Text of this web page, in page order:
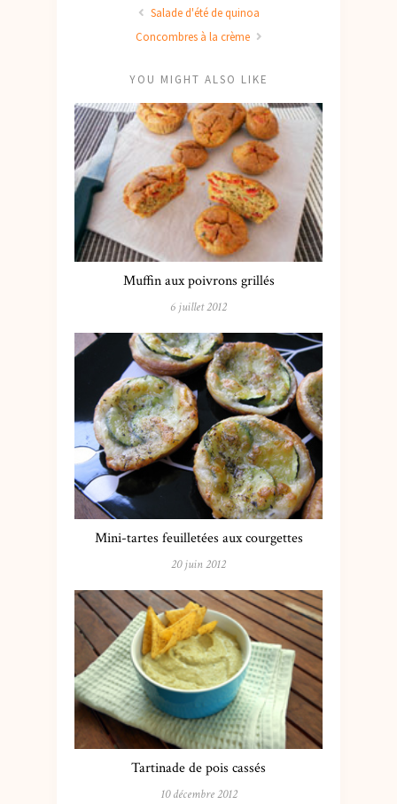
Salade d'été de quinoa
Concombres à la crème
YOU MIGHT ALSO LIKE
Muffin aux poivrons grillés
6 juillet 2012
Mini-tartes feuilletées aux courgettes
20 juin 2012
Tartinade de pois cassés
10 décembre 2012